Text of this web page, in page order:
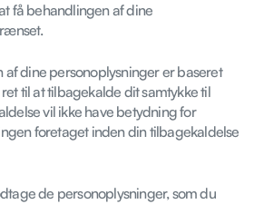
behandlingen af dine
dine personoplysninger er baseret
til at tilbagekalde dit samtykke til
vil ikke have betydning for
foretaget inden din tilbagekaldelse
de personoplysninger, som du